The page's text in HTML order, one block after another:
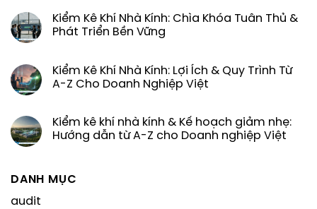
Kiểm Kê Khí Nhà Kính: Chìa Khóa Tuân Thủ &
Phát Triển Bền Vững
Kiểm Kê Khí Nhà Kính: Lợi Ích & Quy Trình Từ
A-Z Cho Doanh Nghiệp Việt
Kiểm kê khí nhà kính & Kế hoạch giảm nhẹ:
Hướng dẫn từ A-Z cho Doanh nghiệp Việt
DANH MỤC
audit